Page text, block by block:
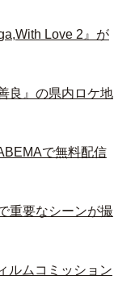
Love 2』が
良』の県内ロケ地
で無料配信
重要なシーンが撮
ルムコミッション